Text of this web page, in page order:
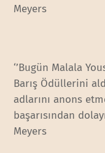
Meyers
‘’Bugün Malala
Barış Ödüllerini
adlarını anons
başarısından
Meyers